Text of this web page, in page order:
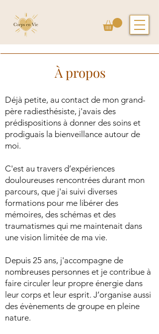
À propos
Déjà petite, au contact de mon grand-
père radiesthésiste, j'avais des
prédispositions à donner des soins et
prodiguais la bienveillance autour de
moi.
C'est au travers d’expériences
douloureuses rencontrées durant mon
parcours, que j'ai suivi diverses
formations pour me libérer des
mémoires, des schémas et des
traumatismes qui me maintenait dans
une vision limitée de ma vie.
Depuis 25 ans, j'accompagne de
nombreuses personnes et je contribue à
faire circuler leur propre énergie dans
leur corps et leur esprit. J’organise aussi
des évènements de groupe en pleine
nature.